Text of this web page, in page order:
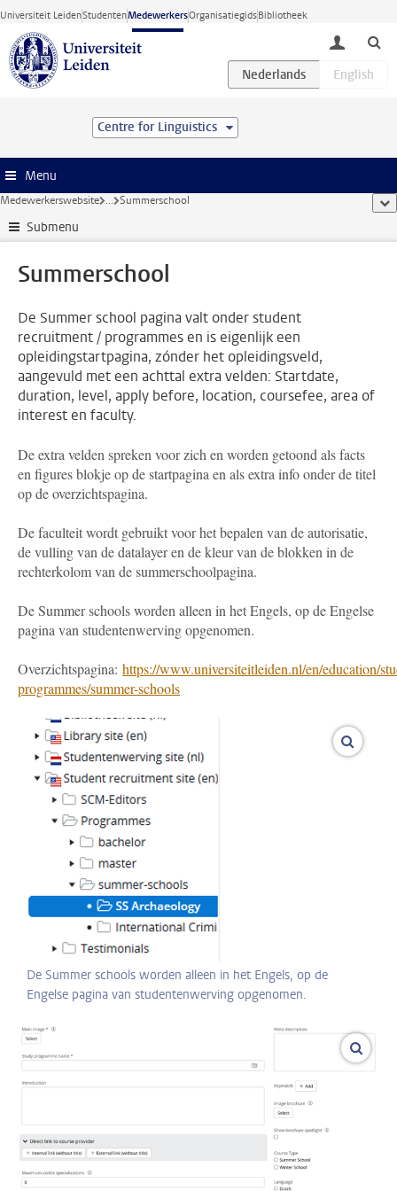
Ga direct naar de inhoud
Universiteit LeidenStudentenMedewerkersOrganisatiegidsBibliotheek
toggle
Centre for Linguistics
Menu
Medewerkerswebsite ... Summerschool
Submenu
Summerschool
De Summer school pagina valt onder student
recruitment / programmes en is eigenlijk een
opleidingstartpagina, zónder het opleidingsveld,
aangevuld met een achttal extra velden: Startdate,
duration, level, apply before, location, coursefee, area of
interest en faculty.
De extra velden spreken voor zich en worden getoond als facts
en figures blokje op de startpagina en als extra info onder de titel
op de overzichtspagina.
De faculteit wordt gebruikt voor het bepalen van de autorisatie,
de vulling van de datalayer en de kleur van de blokken in de
rechterkolom van de summerschoolpagina.
De Summer schools worden alleen in het Engels, op de Engelse
pagina van studentenwerving opgenomen.
Overzichtspagina: https://www.universiteitleiden.nl/en/education/
programmes/summer-schools
De Summer schools worden alleen in het Engels, op de
Engelse pagina van studentenwerving opgenomen.